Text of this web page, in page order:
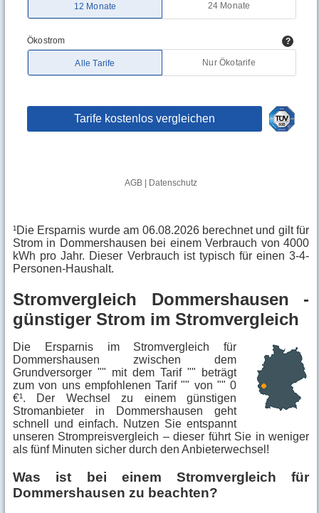
¹Die Ersparnis wurde am 06.08.2026 berechnet und gilt für
Strom in Dommershausen bei einem Verbrauch von 4000
kWh pro Jahr. Dieser Verbrauch ist typisch für einen 3-4-
Personen-Haushalt.
Stromvergleich Dommershausen -
günstiger Strom im Stromvergleich
Die Ersparnis im Stromvergleich für
Dommershausen zwischen dem
Grundversorger "" mit dem Tarif "" beträgt
zum von uns empfohlenen Tarif "" von "" 0
€¹. Der Wechsel zu einem günstigen
Stromanbieter in Dommershausen geht
schnell und einfach. Nutzen Sie entspannt
unseren Strompreisvergleich – dieser führt Sie in weniger
als fünf Minuten sicher durch den Anbieterwechsel!
Was ist bei einem Stromvergleich für
Dommershausen zu beachten?